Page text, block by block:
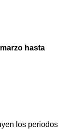
hasta
los periodos